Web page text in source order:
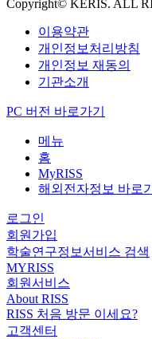
Copyright© KERIS. ALL
이용약관
개인정보처리방침
개인정보 재동의
기관소개
PC 버전 바로가기
메뉴
홈
MyRISS
해외전자정보 바로
로그인
회원가입
학술연구정보서비스 검색
MYRISS
회원서비스
About RISS
RISS 처음 방문 이세요?
고객센터